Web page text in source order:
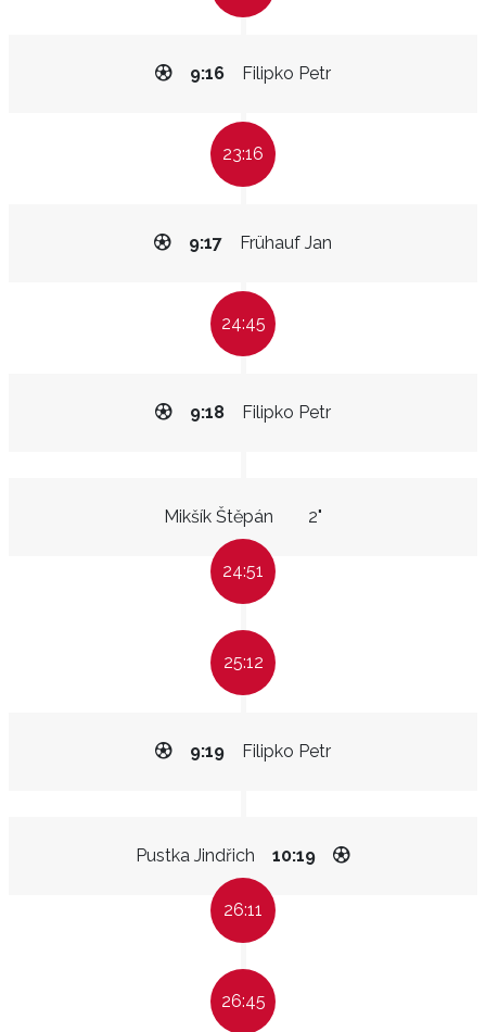
Filipko Petr
9:16
23:16
Frühauf Jan
9:17
24:45
Filipko Petr
9:18
Mikšík Štěpán 2"
24:51
25:12
Filipko Petr
9:19
Pustka Jindřich 10:19
26:11
26:45